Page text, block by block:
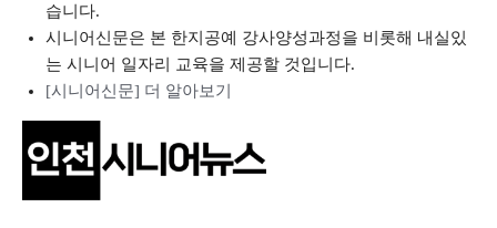
습니다.
시니어신문은 본 한지공예 강사양성과정을 비롯해 내실있
는 시니어 일자리 교육을 제공할 것입니다.
[시니어신문] 더 알아보기